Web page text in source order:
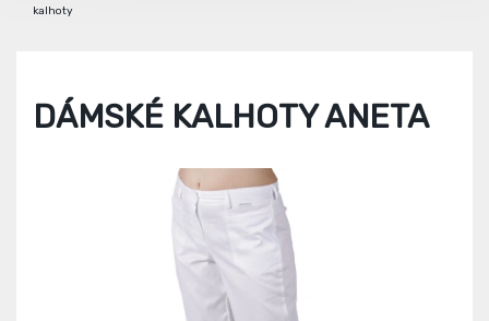
kalhoty
DÁMSKÉ KALHOTY ANETA